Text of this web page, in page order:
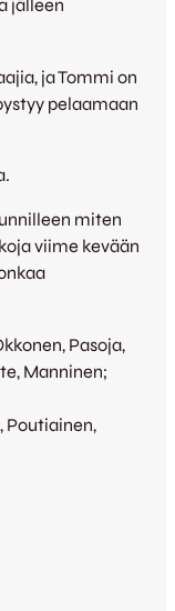
jälleen
ja Tommi on
pelaamaan
miten
viime kevään
Pasoja,
Manninen;
Poutiainen,